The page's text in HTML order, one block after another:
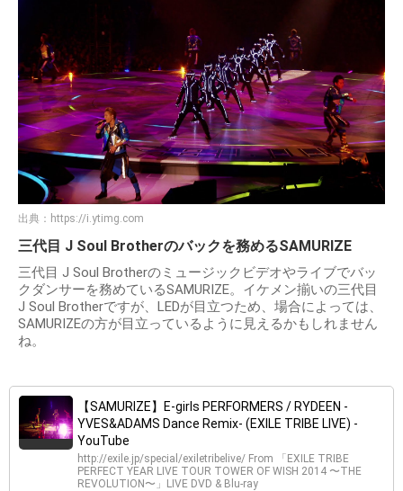
出典： https://i.ytimg.com
三代目 J Soul Brotherのバックを務めるSAMURIZE
三代目 J Soul Brotherのミュージックビデオやライブでバッ
クダンサーを務めているSAMURIZE。イケメン揃いの三代目
J Soul Brotherですが、LEDが目立つため、場合によっては、
SAMURIZEの方が目立っているように見えるかもしれません
ね。
【SAMURIZE】E-girls PERFORMERS / RYDEEN -
YVES&ADAMS Dance Remix- (EXILE TRIBE LIVE) -
YouTube
http://exile.jp/special/exiletribelive/ From 「EXILE TRIBE
PERFECT YEAR LIVE TOUR TOWER OF WISH 2014 〜THE
REVOLUTION〜」LIVE DVD & Blu-ray